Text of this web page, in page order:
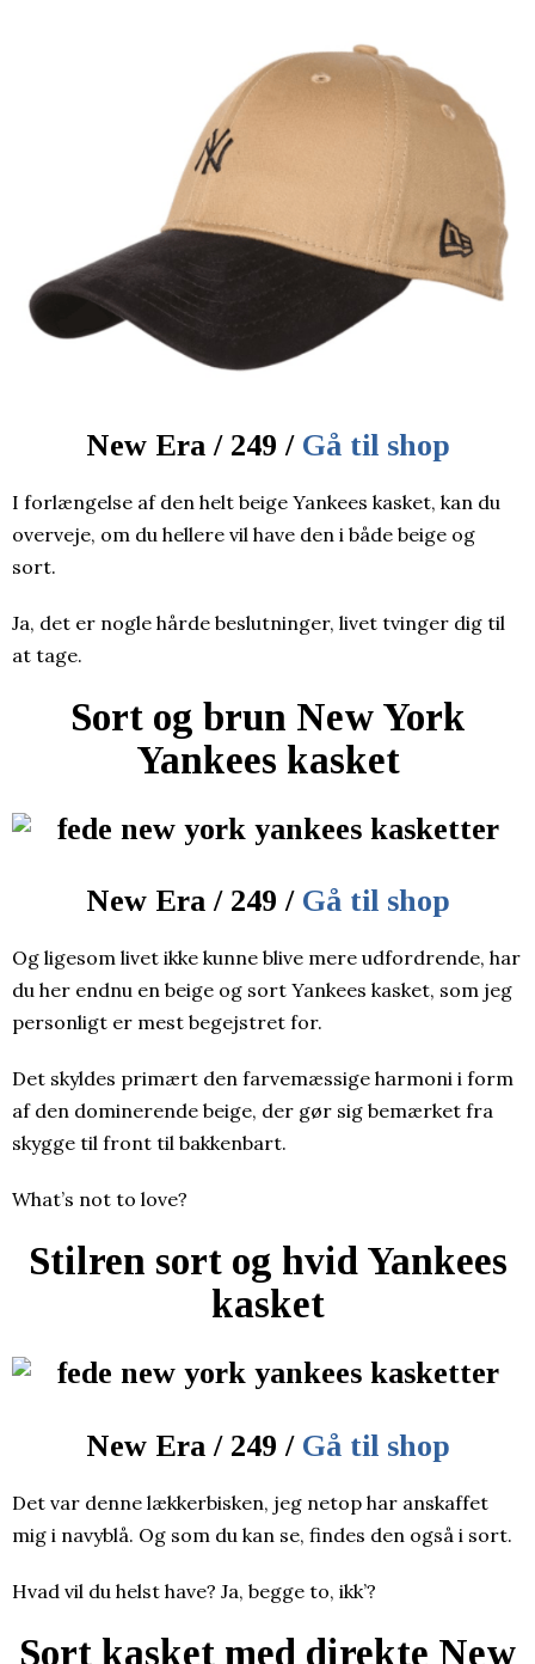
New Era / 249 / Gå til shop
I forlængelse af den helt beige Yankees kasket, kan du
overveje, om du hellere vil have den i både beige og
sort.
Ja, det er nogle hårde beslutninger, livet tvinger dig til
at tage.
Sort og brun New York
Yankees kasket
New Era / 249 / Gå til shop
Og ligesom livet ikke kunne blive mere udfordrende, har
du her endnu en beige og sort Yankees kasket, som jeg
personligt er mest begejstret for.
Det skyldes primært den farvemæssige harmoni i form
af den dominerende beige, der gør sig bemærket fra
skygge til front til bakkenbart.
What’s not to love?
Stilren sort og hvid Yankees
kasket
New Era / 249 / Gå til shop
Det var denne lækkerbisken, jeg netop har anskaffet
mig i navyblå. Og som du kan se, findes den også i sort.
Hvad vil du helst have? Ja, begge to, ikk’?
Sort kasket med direkte New